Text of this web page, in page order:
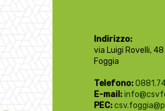
Indirizzo:
via Luigi Rovelli,
Foggia
Telefono:
E-mail:
PEC: